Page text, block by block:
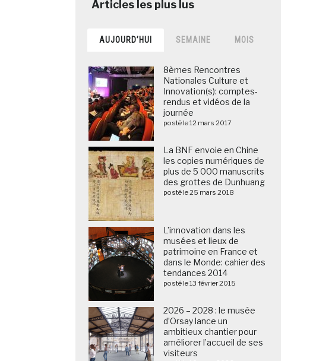
AUJOURD’HUI SEMAINE MOIS
8èmes Rencontres
Nationales Culture et
Innovation(s): comptes-
rendus et vidéos de la
journée
posté le 12 mars 2017
La BNF envoie en Chine
les copies numériques de
plus de 5 000 manuscrits
des grottes de Dunhuang
posté le 25 mars 2018
L’innovation dans les
musées et lieux de
patrimoine en France et
dans le Monde: cahier des
tendances 2014
posté le 13 février 2015
2026 – 2028 : le musée
d’Orsay lance un
ambitieux chantier pour
améliorer l’accueil de ses
visiteurs